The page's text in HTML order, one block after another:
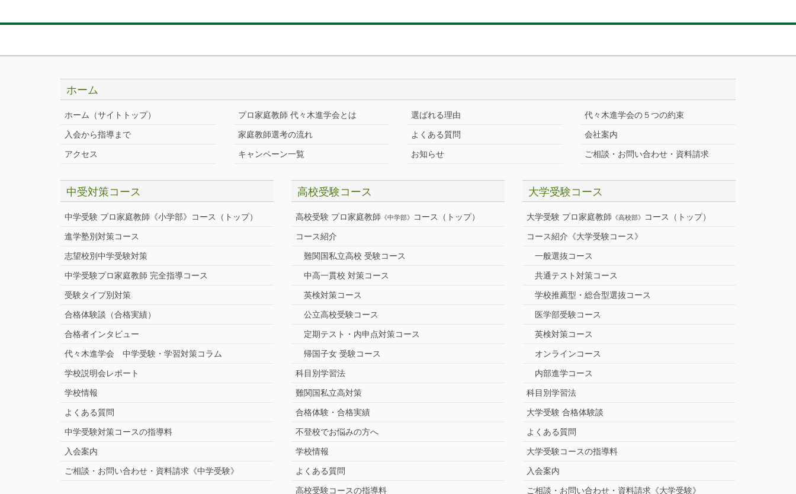
ホーム
ホーム（サイトトップ） プロ家庭教師 代々木進学会とは 選ばれる理由 代々木進学会の５つの約束
入会から指導まで 家庭教師選考の流れ よくある質問 会社案内
アクセス キャンペーン一覧 お知らせ ご相談・お問い合わせ・資料請求
中受対策コース
中学受験 プロ家庭教師《小学部》 コース （トップ）
進学塾別対策コース
志望校別中学受験対策
中学受験プロ家庭教師 完全指導コース
受験タイプ別対策
合格体験談（合格実績）
合格者インタビュー
代々木進学会 中学受験・学習対策コラム
学校説明会レポート
学校情報
よくある質問
中学受験対策コースの指導料
入会案内
ご相談・お問い合わせ・資料請求《中学受験》
高校受験コース
高校受験 プロ家庭教師 《中学部》 コース（トップ）
コース紹介
難関国私立高校 受験コース
中高一貫校 対策コース
英検対策コース
公立高校受験コース
定期テスト・内申点対策コース
帰国子女 受験コース
科目別学習法
難関国私立高対策
合格体験・合格実績
不登校でお悩みの方へ
学校情報
よくある質問
高校受験コースの指導料
大学受験コース
大学受験 プロ家庭教師 《高校部》 コース（トップ）
コース紹介《大学受験コース》
一般選抜コース
共通テスト対策コース
学校推薦型・総合型選抜コース
医学部受験コース
英検対策コース
オンラインコース
内部進学コース
科目別学習法
大学受験 合格体験談
よくある質問
大学受験コースの指導料
入会案内
ご相談・お問い合わせ・資料請求《大学受験》